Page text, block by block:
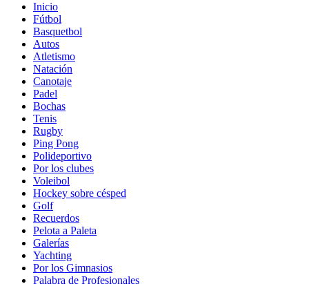
Inicio
Fútbol
Basquetbol
Autos
Atletismo
Natación
Canotaje
Padel
Bochas
Tenis
Rugby
Ping Pong
Polideportivo
Por los clubes
Voleibol
Hockey sobre césped
Golf
Recuerdos
Pelota a Paleta
Galerías
Yachting
Por los Gimnasios
Palabra de Profesionales